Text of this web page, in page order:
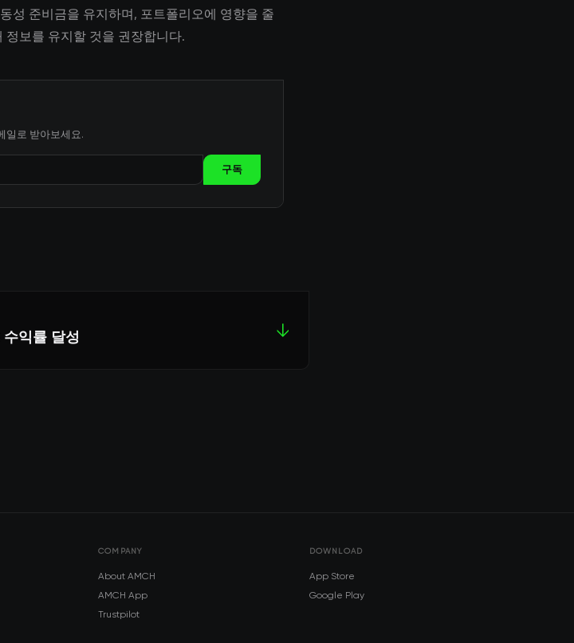
성 준비금을 유지하며, 포트폴리오에 영향을 줄
보를 유지할 것을 권장합니다.
일로 받아보세요.
구독
익률 달성 ↓
COMPANY
About AMCH
AMCH App
Trustpilot
DOWNLOAD
App Store
Google Play